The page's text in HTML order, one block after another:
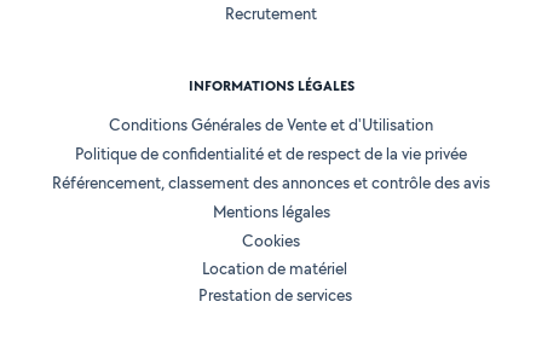
Recrutement
INFORMATIONS LÉGALES
Conditions Générales de Vente et d'Utilisation
Politique de confidentialité et de respect de la vie privée
Référencement, classement des annonces et contrôle des avis
Mentions légales
Cookies
Location de matériel
Prestation de services